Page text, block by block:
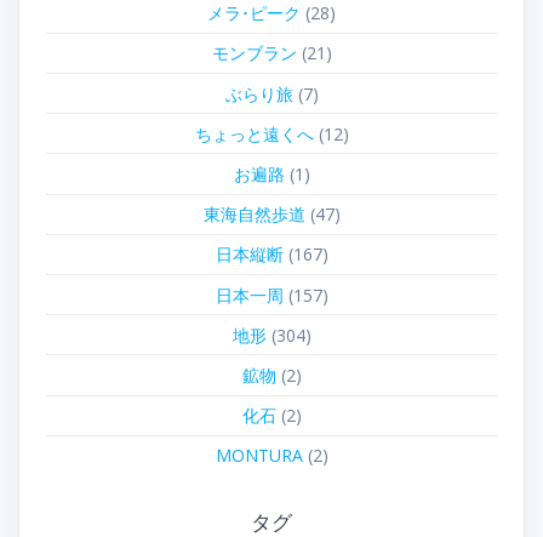
メラ･ピーク (28)
モンブラン (21)
ぶらり旅(7)
ちょっと遠くへ(12)
お遍路 (1)
東海自然歩道 (47)
日本縦断(167)
日本一周 (157)
地形(304)
鉱物 (2)
化石(2)
MONTURA(2)
タグ